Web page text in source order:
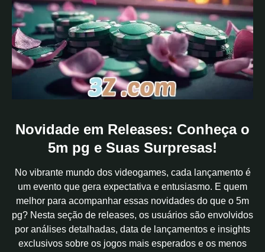
Novidade em Releases: Conheça o
5m pg e Suas Surpresas!
No vibrante mundo dos videogames, cada lançamento é
um evento que gera expectativa e entusiasmo. E quem
melhor para acompanhar essas novidades do que o 5m
pg? Nesta seção de releases, os usuários são envolvidos
por análises detalhadas, data de lançamentos e insights
exclusivos sobre os jogos mais esperados e os menos